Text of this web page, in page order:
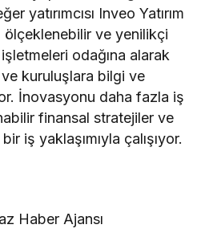
yatırımcısı Inveo Yatırım
ölçeklenebilir ve yenilikçi
odağına alarak
kuruluşlara bilgi ve
İnovasyonu daha fazla iş
finansal stratejiler ve
iş yaklaşımıyla çalışıyor.
Haber Ajansı